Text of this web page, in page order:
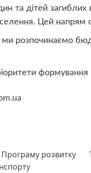
та дітей загиблих
Цей напрям
розпочинаємо
формування
Програму розвитку